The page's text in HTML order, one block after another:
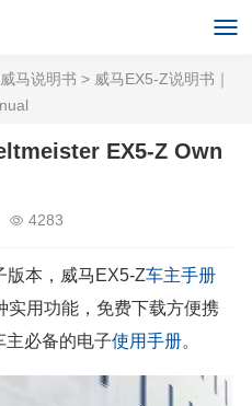
威马说明书 > 威马EX5-Z说明书｜
EX5-Z Own
4283
版本，威马EX5-Z车主手册
实用功能，免费下载方便携
主必备的电子使用手册。